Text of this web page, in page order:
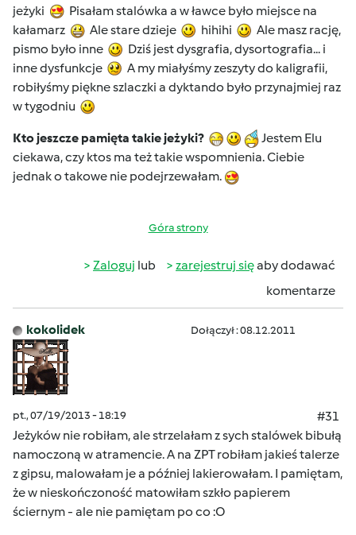
jeżyki
Pisałam stalówka a w ławce było miejsce na
kałamarz
Ale stare dzieje hihihi
Ale masz rację,
pismo było inne
Dziś jest dysgrafia, dysortografia... i
inne dysfunkcje
A my miałyśmy zeszyty do kaligrafii,
robiłyśmy piękne szlaczki a dyktando było przynajmiej raz
w tygodniu
Kto jeszcze pamięta takie jeżyki?
Jestem Elu
ciekawa, czy ktos ma też takie wspomnienia. Ciebie
jednak o takowe nie podejrzewałam.
Góra strony
Zaloguj lub zarejestruj sięaby dodawać
komentarze
kokolidek Dołączył : 08.12.2011
pt., 07/19/2013 - 18:19
#31
Jeżyków nie robiłam, ale strzelałam z sych stalówek bibułą
namoczoną w atramencie. A na ZPT robiłam jakieś talerze
z gipsu, malowałam je a później lakierowałam. I pamiętam,
że w nieskończoność matowiłam szkło papierem
ściernym - ale nie pamiętam po co :O